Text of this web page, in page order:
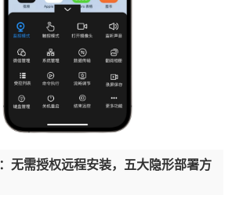
无需授权远程安装，五大隐形部署方